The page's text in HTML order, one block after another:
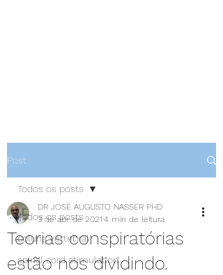
Post
Todos os posts
coluna vertebral
spinal cord stimulation
Todos os posts
Teorias conspiratórias
estão nos dividindo.
DR JOSÉ AUGUSTO NASSER PHD
3 de abr. de 2021 4 min de leitura